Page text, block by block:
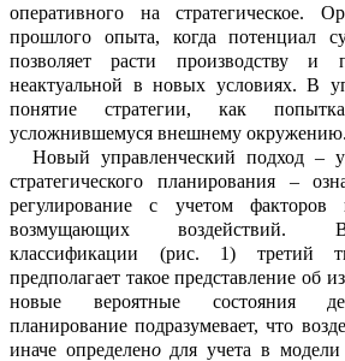
оперативного на стратегическое.
прошлого опыта, когда потенциал
позволяет расти производству и
неактуальной в новых условиях. В
понятие стратегии, как
усложнившемуся внешнему окружению.
Новый управленческий подход –
стратегического планирования –
регулирование с учетом факторов
возмущающих
классификации (рис.
1) третий
предполагает такое представление об
новые вероятные состояния
планирование подразумевает, что
иначе определенодля учета в модели